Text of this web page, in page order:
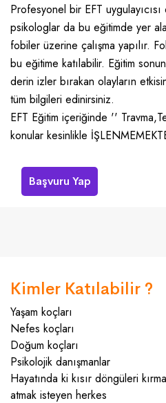
Profesyonel bir EFT
psikologlar da bu eğitimde yer
fobiler üzerine çalışma yapılır.
bu eğitime katılabilir. Eğitim
derin izler bırakan olayların
tüm bilgileri edinirsiniz.
EFT Eğitim içeriğinde ''
konular kesinlikle
Başvuru Yap
Kimler Katılabilir ?
Yaşam koçları
Nefes koçları
Doğum koçları
Psikolojik danışmanlar
Hayatında ki kısır döngüleri
atmak isteyen herkes